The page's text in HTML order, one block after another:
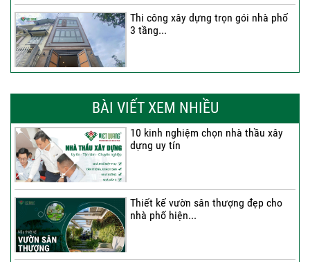
Thi công xây dựng trọn gói nhà phố
3 tầng...
Anh...
BÀI VIẾT XEM NHIỀU
10 kinh nghiệm chọn nhà thầu xây
dựng uy tín
Thiết kế vườn sân thượng đẹp cho
nhà phố hiện...